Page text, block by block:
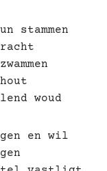
stammen
woud
en wil